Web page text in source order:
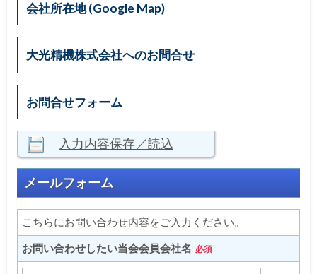
会社所在地 (Google Map)
大光精機株式会社へのお問合せ
お問合せフォーム